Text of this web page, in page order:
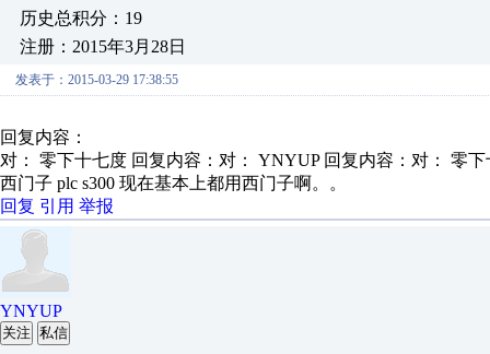
历史总积分：19
注册：2015年3月28日
发表于：2015-03-29 17:38:55
回复内容：
对： 零下十七度 回复内容：对： YNYUP 回复内容：对： 零
西门子 plc s300 现在基本上都用西门子啊。。
回复 引用 举报
YNYUP
关注 私信